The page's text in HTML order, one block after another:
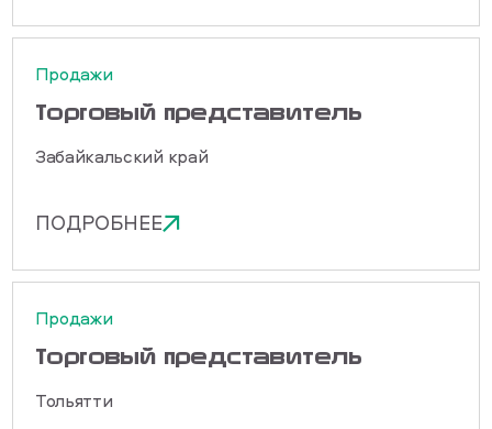
Продажи
Торговый представитель
Забайкальский край
ПОДРОБНЕЕ
Продажи
Торговый представитель
Тольятти